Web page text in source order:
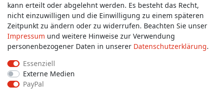
Schreiben Sie uns:
service@allmyclothes.de
Impressum
kann erteilt oder abgelehnt werden. Es besteht das Recht,
nicht einzuwilligen und die Einwilligung zu einem späteren
Zeitpunkt zu ändern oder zu widerrufen. Beachten Sie unser
Impressum und weitere Hinweise zur Verwendung
personenbezogener Daten in unserer Daten­schutz­erklärung.
Essenziell
Externe Medien
PayPal